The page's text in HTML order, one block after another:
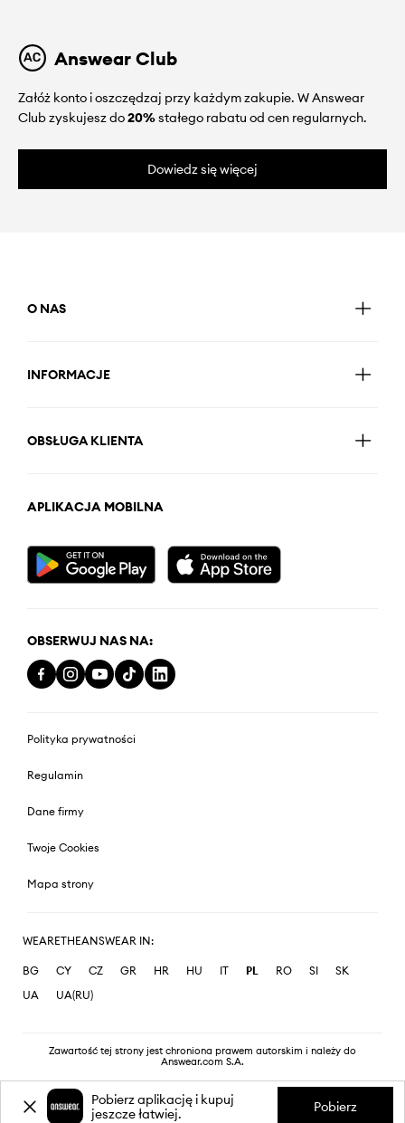
Answear Club
Załóż konto i oszczędzaj przy każdym zakupie. W Answear
Club zyskujesz do20%stałego rabatu od cen regularnych.
Dowiedz się więcej
O NAS
INFORMACJE
OBSŁUGA KLIENTA
APLIKACJA MOBILNA
OBSERWUJ NAS NA:
Polityka prywatności
Regulamin
Dane firmy
Twoje Cookies
Mapa strony
WEARETHEANSWEAR IN:
BG CY CZ GR HR HU IT PL RO SI
SK
UA
UA(RU)
Zawartość tej strony jest chroniona prawem autorskim i należy do
Answear.com S.A.
Pobierz aplikację i kupuj
jeszcze łatwiej.
Pobierz